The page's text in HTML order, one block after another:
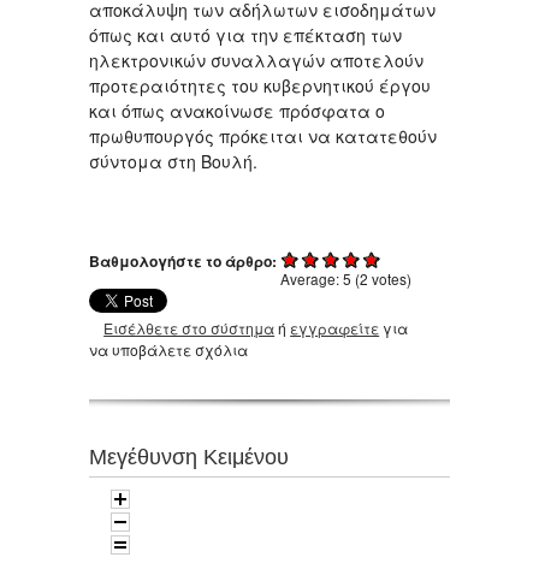
αποκάλυψη των αδήλωτων εισοδημάτων
όπως και αυτό για την επέκταση των
ηλεκτρονικών συναλλαγών αποτελούν
προτεραιότητες του κυβερνητικού έργου
και όπως ανακοίνωσε πρόσφατα ο
πρωθυπουργός πρόκειται να κατατεθούν
σύντομα στη Βουλή.
Βαθμολογήστε το άρθρο:
Average:5 (2 votes)
Εισέλθετε στο σύστημαή εγγραφείτε για
να υποβάλετε σχόλια
Μεγέθυνση Κειμένου